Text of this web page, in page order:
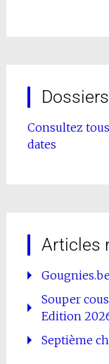
Consultez
dates
Articles
Souper
Edition
Septième